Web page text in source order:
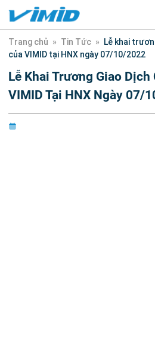
Trang chủ » Tin Tức »
Lễ khai
của VIMID tại HNX ngày 07/10/2022
Lễ Khai Trương Giao Dịch
VIMID Tại HNX Ngày 07/